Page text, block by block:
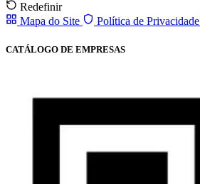
Redefinir
Mapa do Site
Política de Privacidade
CATÁLOGO DE EMPRESAS